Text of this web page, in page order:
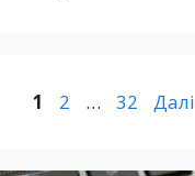
Сторінка
1 Сторінка
2 … Сторінка
32 Далі